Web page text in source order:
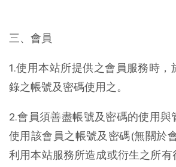
三、會員
1.使用本站所提供之會員服務時，
錄之帳號及密碼使用之。
2.會員須善盡帳號及密碼的使用與
使用該會員之帳號及密碼(無關於
利用本站服務所造成或衍生之所有